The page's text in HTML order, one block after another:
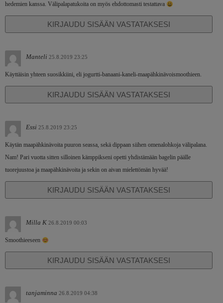
hedemien kanssa. Välipalapatukoita on myös ehdottomasti testattava
KIRJAUDU SISÄÄN VASTATAKSESI
Manteli 25.8.2019 23:25
Käyttäisin yhteen suosikkiini, eli jogurtti-banaani-kaneli-maapähkinävoismoothieen.
KIRJAUDU SISÄÄN VASTATAKSESI
Essi 25.8.2019 23:25
Käytän maapähkinävoita puuron seassa, sekä dippaan siihen omenalohkoja välipalana.
Nam! Pari vuotta sitten silloinen kämppikseni opetti yhdistämään bagelin päälle
tuorejuustoa ja maapähkinävoita ja sekin on aivan mielettömän hyvää!
KIRJAUDU SISÄÄN VASTATAKSESI
Milla K 26.8.2019 00:03
Smoothieeseen
KIRJAUDU SISÄÄN VASTATAKSESI
tanjaminna 26.8.2019 04:38